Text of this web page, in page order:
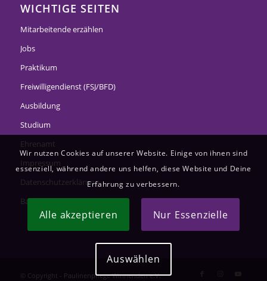
WICHTIGE SEITEN
Mitarbeitende erzählen
Jobs
Praktikum
Freiwilligendienst (FSJ/BFD)
Ausbildung
Studium
Ehrenamt
Impressum
Datenschutzerklärung
Barrierefreiheitserklärung
© Copyright - Paulinenpflege Winnenden e.V.
Wir nutzen Cookies auf unserer Website. Einige von ihnen sind
essenziell, während andere uns helfen, diese Website und Deine
Erfahrung zu verbessern.
Alle akzeptieren Nur Essenzielle
Auswählen